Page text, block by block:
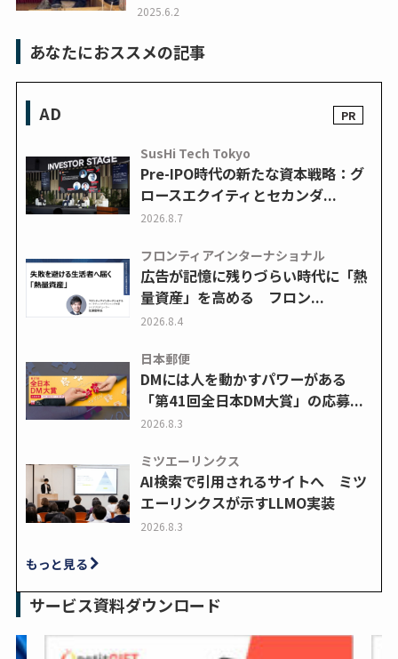
2025.6.2
あなたにおススメの記事
AD
SusHi Tech Tokyo
Pre-IPO時代の新たな資本戦略：グ
ロースエクイティとセカンダ...
2026.8.7
フロンティアインターナショナル
広告が記憶に残りづらい時代に「熱
量資産」を高める フロン...
2026.8.4
日本郵便
DMには人を動かすパワーがある
「第41回全日本DM大賞」の応募...
2026.8.3
ミツエーリンクス
AI検索で引用されるサイトへ ミツ
エーリンクスが示すLLMO実装
2026.8.3
もっと見る
サービス資料ダウンロード